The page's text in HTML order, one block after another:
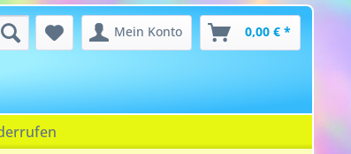
Mein Konto 0,00 € *